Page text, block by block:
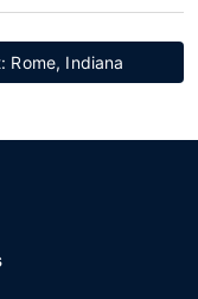
Rome, Indiana